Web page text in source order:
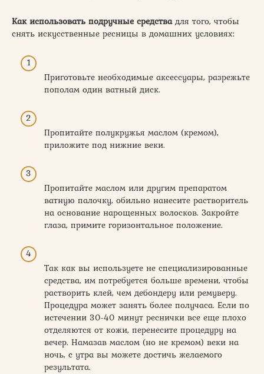
Как использовать подручные средствадля того, чтобы
снять искусственные ресницы в домашних условиях:
Приготовьте необходимые аксессуары, разрежьте
пополам один ватный диск.
Пропитайте полукружья маслом (кремом),
приложите под нижние веки.
Пропитайте маслом или другим препаратом
ватную палочку, обильно нанесите растворитель
на основание нарощенных волосков. Закройте
глаза, примите горизонтальное положение.
Так как вы используете не специализированные
средства, им потребуется больше времени, чтобы
растворить клей, чем дебондеру или ремуверу.
Процедура может занять более получаса. Если по
истечении 30-40 минут реснички все еще плохо
отделяются от кожи, перенесите процедуру на
вечер. Намазав маслом (но не кремом) веки на
ночь, с утра вы можете достичь желаемого
результата.